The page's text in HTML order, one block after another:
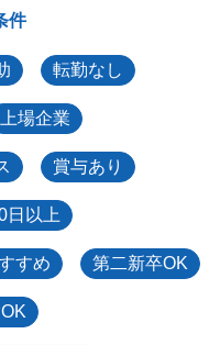
件
転勤なし
上場企業
賞与あり
日以上
すめ 第二新卒OK